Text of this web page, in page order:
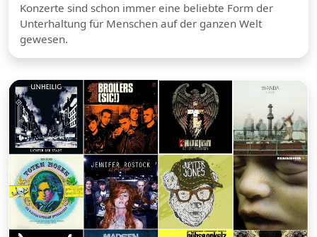
Konzerte sind schon immer eine beliebte Form der
Unterhaltung für Menschen auf der ganzen Welt
gewesen.